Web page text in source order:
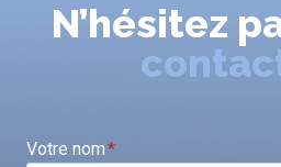
N’hésitez
Votre nom*